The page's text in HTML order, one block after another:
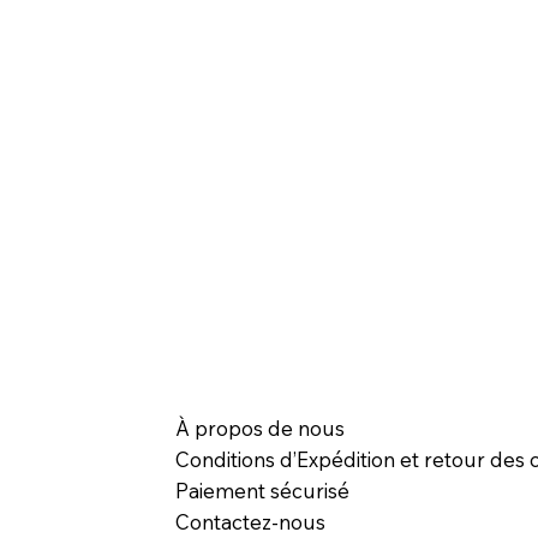
À propos de nous
Conditions d’Expédition et retour des
Paiement sécurisé
Contactez-nous